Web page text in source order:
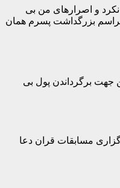
و اصرارهای من بی
مراسم بزرگداشت پسرم همان
جهت برگرداندن پول بی
مسابقات قران دعا